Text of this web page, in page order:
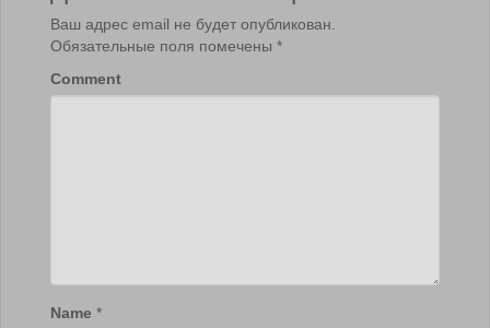
Ваш адрес email не будет опубликован.
Обязательные поля помечены *
Comment
Name *